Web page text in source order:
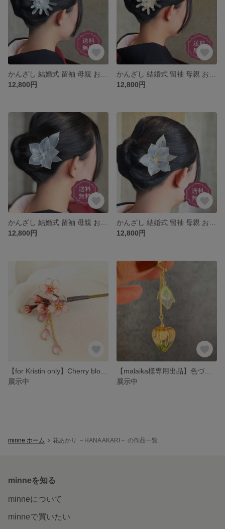
12,800円
12,800円
12,800円
12,800円
展示中
展示中
minne ホーム 花あかり －HANA AKARI－ の作品一覧
minneを知る
minneについて
minneで買いたい